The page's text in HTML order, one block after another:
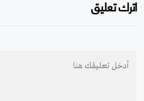
اترك تعليق